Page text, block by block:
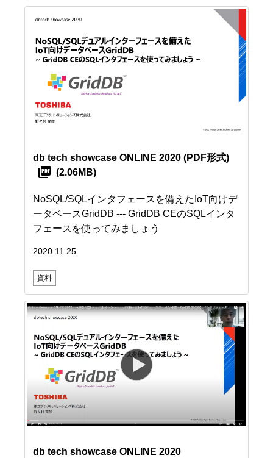
db tech showcase ONLINE 2020 (PDF形式)
(2.06MB)
NoSQL/SQLインタフェースを備えたIoT向けデ
ータベースGridDB --- GridDB CEのSQLインタ
フェースを使ってみましょう
2020.11.25
資料
db tech showcase ONLINE 2020